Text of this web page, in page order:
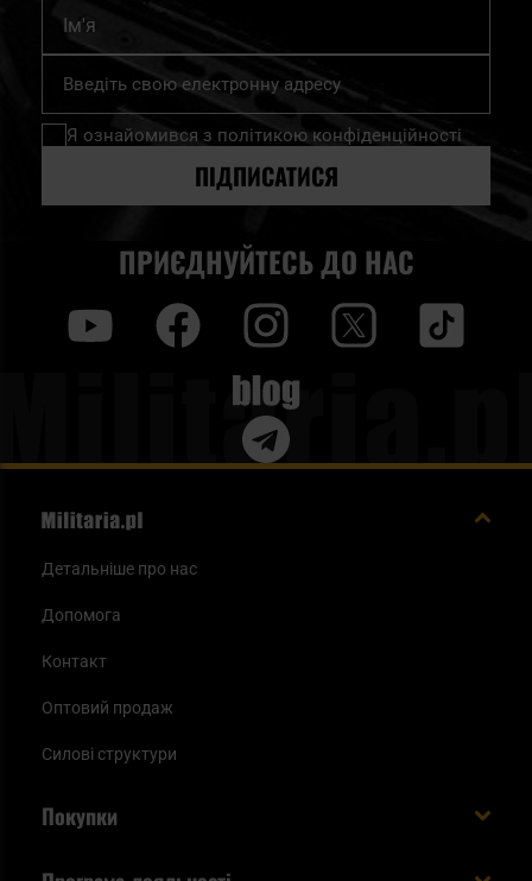
Підпишіться
нашу
розсилку
Я ознайомився з політикою конфіденційності
ПІДПИСАТИСЯ
ПРИЄДНУЙТЕСЬ ДО НАС
Blog
Детальніше про нас
Допомога
Контакт
Оптовий продаж
Силові структури
Покупки